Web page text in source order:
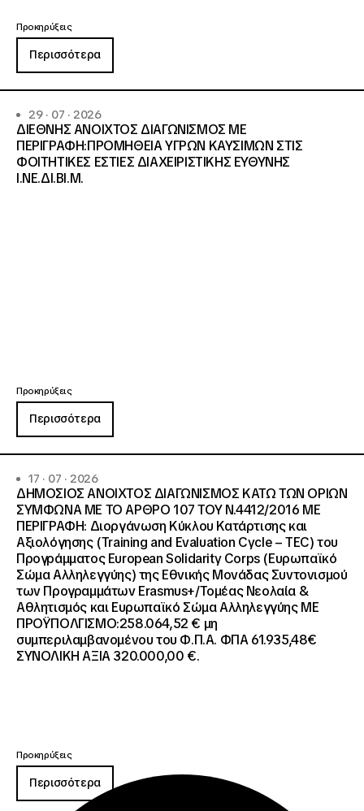
Προκηρύξεις
Περισσότερα
29 · 07 · 2026
ΔΙΕΘΝΗΣ ΑΝΟΙΧΤΟΣ ΔΙΑΓΩΝΙΣΜΟΣ ΜΕ
ΠΕΡΙΓΡΑΦΗ:ΠΡΟΜΗΘΕΙΑ ΥΓΡΩΝ ΚΑΥΣΙΜΩΝ ΣΤΙΣ
ΦΟΙΤΗΤΙΚΕΣ ΕΣΤΙΕΣ ΔΙΑΧΕΙΡΙΣΤΙΚΗΣ ΕΥΘΥΝΗΣ
Ι.ΝΕ.ΔΙ.ΒΙ.Μ.
Προκηρύξεις
Περισσότερα
17 · 07 · 2026
ΔΗΜΟΣΙΟΣ ΑΝΟΙΧΤΟΣ ΔΙΑΓΩΝΙΣΜΟΣ ΚΑΤΩ ΤΩΝ ΟΡΙΩΝ
ΣΥΜΦΩΝΑ ΜΕ ΤΟ ΑΡΘΡΟ 107 ΤΟΥ Ν.4412/2016 ΜΕ
ΠΕΡΙΓΡΑΦΗ: Διοργάνωση Κύκλου Κατάρτισης και
Αξιολόγησης (Training and Evaluation Cycle – TEC) του
Προγράμματος European Solidarity Corps (Ευρωπαϊκό
Σώμα Αλληλεγγύης) της Εθνικής Μονάδας Συντονισμού
των Προγραμμάτων Erasmus+/Τομέας Νεολαία &
Αθλητισμός και Ευρωπαϊκό Σώμα Αλληλεγγύης ΜΕ
ΠΡΟΫΠΟΛΓΙΣΜΟ:258.064,52 € μη
συμπεριλαμβανομένου του Φ.Π.Α. ΦΠΑ 61.935,48€
ΣΥΝΟΛΙΚΗ ΑΞΙΑ 320.000,00 €.
Προκηρύξεις
Περισσότερα